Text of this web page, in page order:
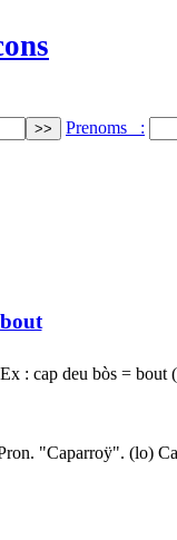
Prenoms :
: cap deu bòs =
"Caparroÿ". (lo)